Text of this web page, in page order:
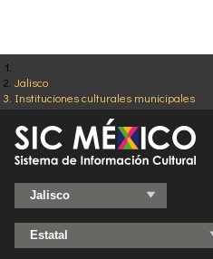
Jalisco
Instituciones culturales municipales